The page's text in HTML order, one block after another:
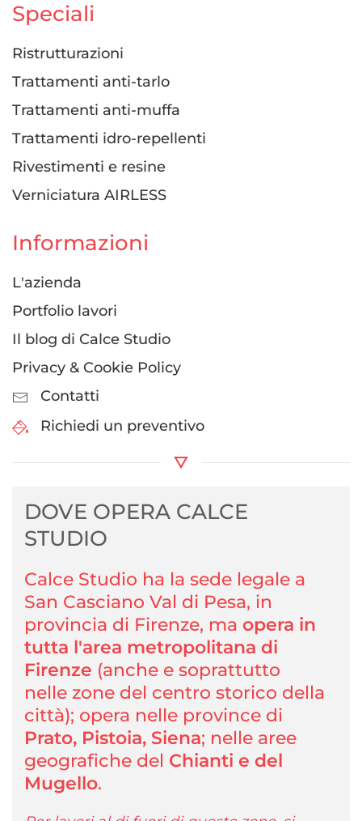
Speciali
Ristrutturazioni
Trattamenti anti-tarlo
Trattamenti anti-muffa
Trattamenti idro-repellenti
Rivestimenti e resine
Verniciatura AIRLESS
Informazioni
L'azienda
Portfolio lavori
Il blog di Calce Studio
Privacy & Cookie Policy
Contatti
Richiedi un preventivo
DOVE OPERA CALCE
STUDIO
Calce Studio ha la sede legale a
San Casciano Val di Pesa, in
provincia di Firenze, ma opera in
tutta l'area metropolitana di
Firenze (anche e soprattutto
nelle zone del centro storico della
città); opera nelle province di
Prato, Pistoia, Siena; nelle aree
geografiche del Chianti e del
Mugello.